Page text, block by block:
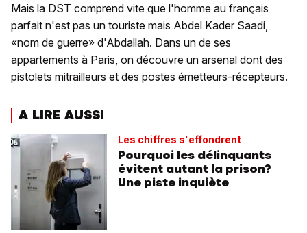
Mais la DST comprend vite que l'homme au français
parfait n'est pas un touriste mais Abdel Kader Saadi,
«nom de guerre» d'Abdallah. Dans un de ses
appartements à Paris, on découvre un arsenal dont des
pistolets mitrailleurs et des postes émetteurs-récepteurs.
A LIRE AUSSI
Les chiffres s'effondrent
Pourquoi les délinquants
évitent autant la prison?
Une piste inquiète